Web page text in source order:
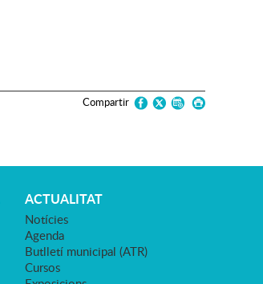
Compartir
ACTUALITAT
Notícies
Agenda
Butlletí municipal (ATR)
Cursos